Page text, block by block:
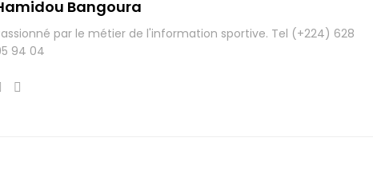
Bangoura
par le métier de l'information sportive. Tel (+224) 628
94 04